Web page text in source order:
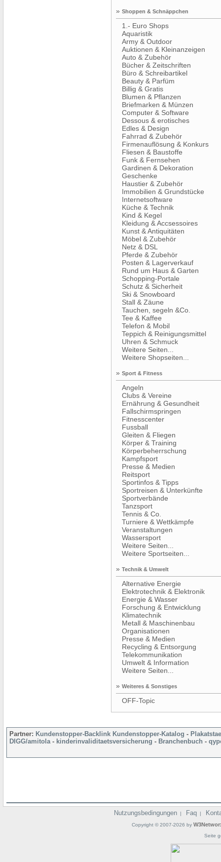
» Shoppen & Schnäppchen
1.- Euro Shops
Aquaristik
Army & Outdoor
Auktionen & Kleinanzeigen
Auto & Zubehör
Bücher & Zeitschriften
Büro & Schreibartikel
Beauty & Parfüm
Billig & Gratis
Blumen & Pflanzen
Briefmarken & Münzen
Computer & Software
Dessous & erotisches
Edles & Design
Fahrrad & Zubehör
Firmenauflösung & Konkurs
Fliesen & Baustoffe
Funk & Fernsehen
Gardinen & Dekoration
Geschenke
Haustier & Zubehör
Immobilien & Grundstücke
Internetsoftware
Küche & Technik
Kind & Kegel
Kleidung & Accsessoires
Kunst & Antiquitäten
Möbel & Zubehör
Netz & DSL
Pferde & Zubehör
Posten & Lagerverkauf
Rund um Haus & Garten
Schopping-Portale
Schutz & Sicherheit
Ski & Snowboard
Stall & Zäune
Tauchen, segeln &Co.
Tee & Kaffee
Telefon & Mobil
Teppich & Reinigungsmittel
Uhren & Schmuck
Weitere Seiten...
Weitere Shopseiten...
» Sport & Fitness
Angeln
Clubs & Vereine
Ernährung & Gesundheit
Fallschirmspringen
Fitnesscenter
Fussball
Gleiten & Fliegen
Körper & Training
Körperbeherrschung
Kampfsport
Presse & Medien
Reitsport
Sportinfos & Tipps
Sportreisen & Unterkünfte
Sportverbände
Tanzsport
Tennis & Co.
Turniere & Wettkämpfe
Veranstaltungen
Wassersport
Weitere Seiten...
Weitere Sportseiten...
» Technik & Umwelt
Alternative Energie
Elektrotechnik & Elektronik
Energie & Wasser
Forschung & Entwicklung
Klimatechnik
Metall & Maschinenbau
Organisationen
Presse & Medien
Recycling & Entsorgung
Telekommunikation
Umwelt & Information
Weitere Seiten...
» Weiteres & Sonstiges
OFF-Topic
Partner: Kundenstopper-Backlink Kundenstopper-Katalog -
DIGG/amitola- kinderinvaliditaetsversicherung - Branchenbuch -
Nutzungsbedingungen | Faq |
Copyright © 2007-2026 by
Seite